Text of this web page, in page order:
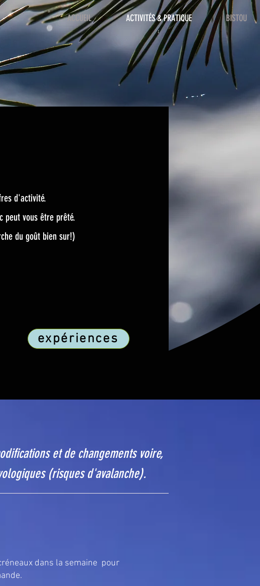
ACCUEIL ACTIVITÉS & PRATIQUE BISTOU
expériences
d'activité.
peut vous être prêté.
du goût bien sur!)
et de changements voire,
(risques d'avalanche).
dans la semaine pour